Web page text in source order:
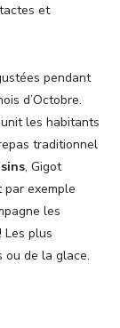
et
pendant
d’Octobre.
les habitants
traditionnel
, Gigot
par exemple
les
! Les plus
ou de la glace.